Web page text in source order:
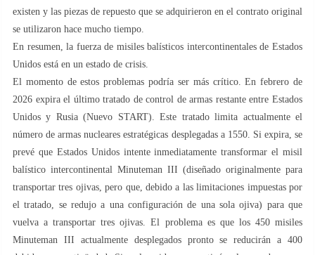
existen y las piezas de repuesto que se adquirieron en el contrato original
se utilizaron hace mucho tiempo.
En resumen, la fuerza de misiles balísticos intercontinentales de Estados
Unidos está en un estado de crisis.
El momento de estos problemas podría ser más crítico. En febrero de
2026 expira el último tratado de control de armas restante entre Estados
Unidos y Rusia (Nuevo START). Este tratado limita actualmente el
número de armas nucleares estratégicas desplegadas a 1550. Si expira, se
prevé que Estados Unidos intente inmediatamente transformar el misil
balístico intercontinental Minuteman III (diseñado originalmente para
transportar tres ojivas, pero que, debido a las limitaciones impuestas por
el tratado, se redujo a una configuración de una sola ojiva) para que
vuelva a transportar tres ojivas. El problema es que los 450 misiles
Minuteman III actualmente desplegados pronto se reducirán a 400